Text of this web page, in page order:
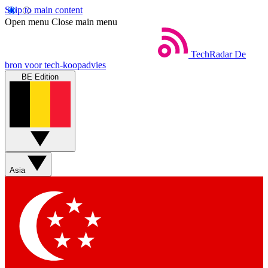
Skip to main content
Open menu Close main menu
TechRadar De
bron voor tech-koopadvies
BE Edition
Asia